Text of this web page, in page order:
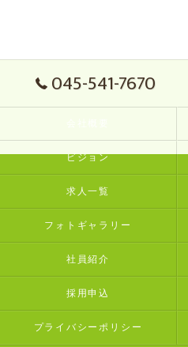
045-541-7670
ビジョン
求人一覧
フォトギャラリー
社員紹介
採用申込
プライバシーポリシー